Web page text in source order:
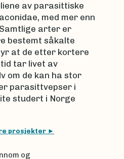
av parasittiske
med mer enn
arter er
bestemt såkalte
at de etter kortere
tar livet av
om de kan ha stor
parasittvepser i
studert i Norge
prosjekter
og